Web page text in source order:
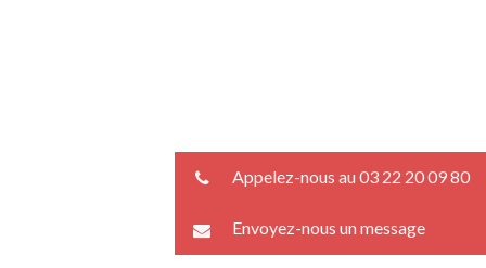
Appelez-nous au 03 22 20 09 80
Envoyez-nous un message